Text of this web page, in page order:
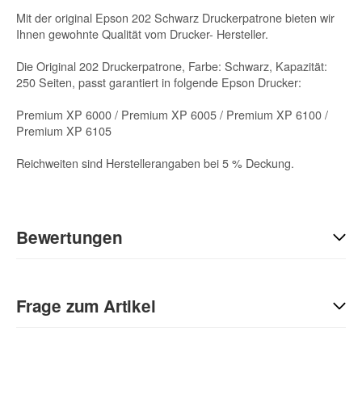
Mit der original Epson 202 Schwarz Druckerpatrone bieten wir
Ihnen gewohnte Qualität vom Drucker- Hersteller.
Die Original 202 Druckerpatrone, Farbe: Schwarz, Kapazität:
250 Seiten, passt garantiert in folgende Epson Drucker:
Premium XP 6000 / Premium XP 6005 / Premium XP 6100 /
Premium XP 6105
Reichweiten sind Herstellerangaben bei 5 % Deckung.
Bewertungen
Sie Anderen bei der Kaufentscheidung:
Frage zum Artikel